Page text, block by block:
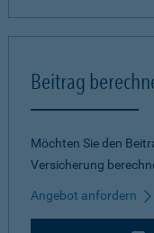
Beitrag
Möchten Sie den
Versicherung
Angebot anfordern